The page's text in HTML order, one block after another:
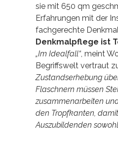
sie mit 650 qm
Erfahrungen mit der
fachgerechte
Denkmalpflege ist
„Im Idealfall“, meint
Begriffswelt vertraut
Zustandserhebung
Flaschnern müssen
zusammenarbeiten
den Tropfkanten,
Auszubildenden